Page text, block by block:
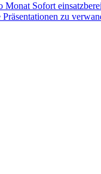
Monat Sofort
zu